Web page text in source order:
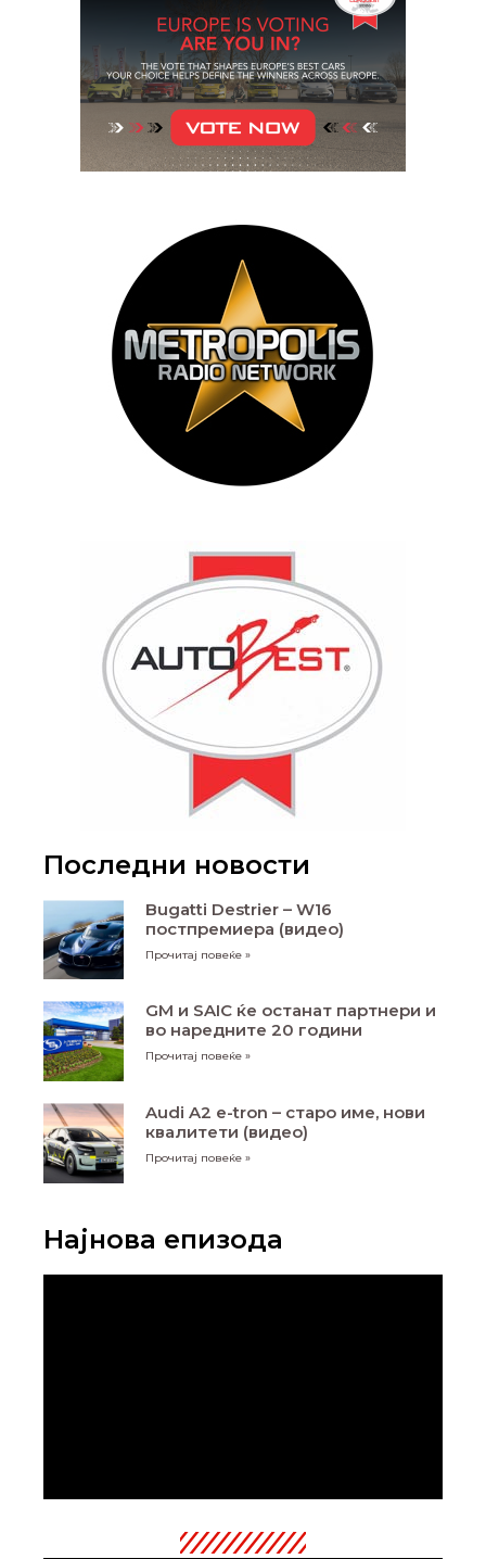
Последни новости
Bugatti Destrier – W16
постпремиера (видео)
Прочитај повеќе »
GM и SAIC ќе останат партнери и
во наредните 20 години
Прочитај повеќе »
Audi A2 e-tron – старо име, нови
квалитети (видео)
Прочитај повеќе »
Најнова епизода